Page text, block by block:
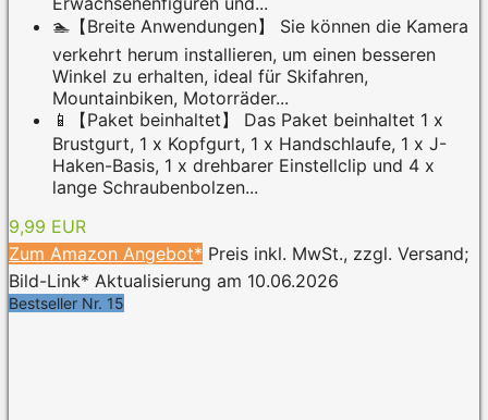
🏊【Breite Anwendungen】 Sie können die Kamera
verkehrt herum installieren, um einen besseren
Winkel zu erhalten, ideal für Skifahren,
Mountainbiken, Motorräder...
📱【Paket beinhaltet】 Das Paket beinhaltet 1 x
Brustgurt, 1 x Kopfgurt, 1 x Handschlaufe, 1 x J-
Haken-Basis, 1 x drehbarer Einstellclip und 4 x
lange Schraubenbolzen...
9,99 EUR
Zum Amazon Angebot* Preis inkl. MwSt., zzgl. Versand;
Bild-Link* Aktualisierung am 10.06.2026
Bestseller Nr. 15